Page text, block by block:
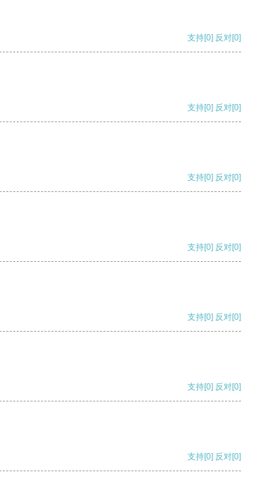
支持[0] 反对[0]
支持[0] 反对[0]
支持[0] 反对[0]
支持[0] 反对[0]
支持[0] 反对[0]
支持[0] 反对[0]
支持[0] 反对[0]